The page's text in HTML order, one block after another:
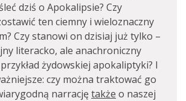
dziś o Apokalipsie? Czy
ten ciemny i wieloznaczny
Czy stanowi on dzisiaj już tylko –
literacko, ale anachroniczny
żydowskiej apokaliptyki? I
czy można traktować go
narracjętakże o naszej